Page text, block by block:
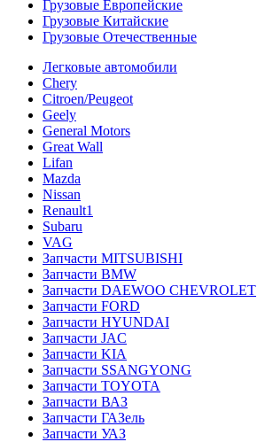
Грузовые Европейские
Грузовые Китайские
Грузовые Отечественные
Легковые автомобили
Chery
Citroen/Peugeot
Geely
General Motors
Great Wall
Lifan
Mazda
Nissan
Renault1
Subaru
VAG
Запчасти MITSUBISHI
Запчасти BMW
Запчасти DAEWOO CHEVROLET
Запчасти FORD
Запчасти HYUNDAI
Запчасти JAC
Запчасти KIA
Запчасти SSANGYONG
Запчасти TOYOTA
Запчасти ВАЗ
Запчасти ГАЗель
Запчасти УАЗ